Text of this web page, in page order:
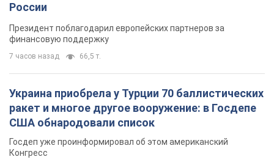
России
Президент поблагодарил европейских партнеров за
финансовую поддержку
7 часов назад 66,5 т.
Украина приобрела у Турции 70 баллистических
ракет и многое другое вооружение: в Госдепе
США обнародовали список
Госдеп уже проинформировал об этом американский
Конгресс